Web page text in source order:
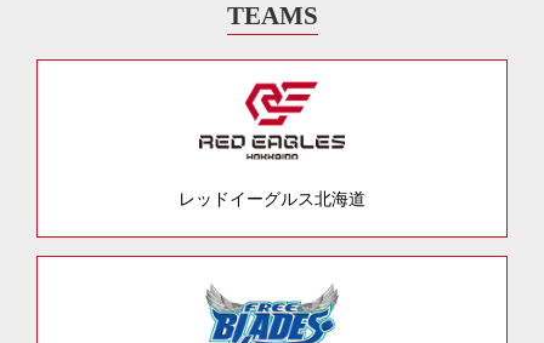
TEAMS
レッドイーグルス北海道